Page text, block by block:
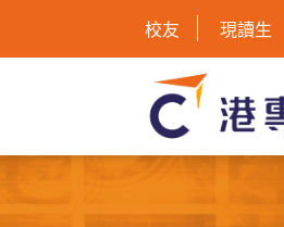
校友 現讀生